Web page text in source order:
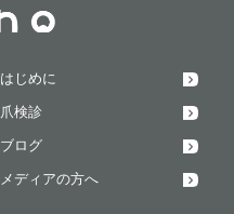
はじめに
爪検診
ブログ
メディアの方へ